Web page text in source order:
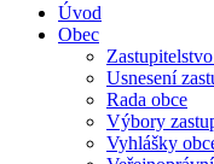
Úvod
Obec
Usnesení
Rada obce
Výbory
Vyhlášky